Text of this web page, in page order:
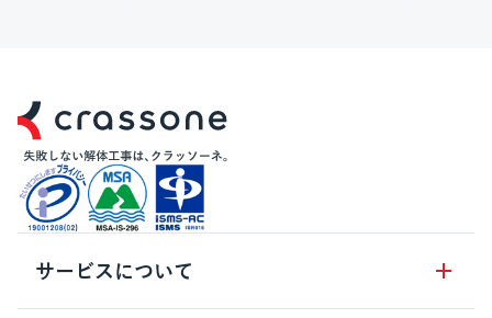
サービスについて